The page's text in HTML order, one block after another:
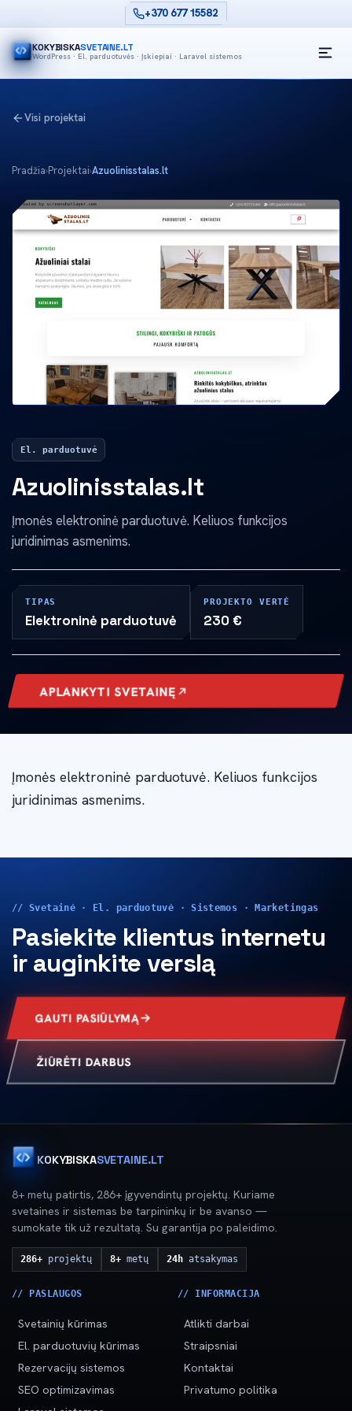
+370 677 15582
KOKYBISKASVETAINE.LT
WordPress · El. parduotuvės · Įskiepiai · Laravel sistemos
Visi projektai
Pradžia›Projektai›Azuolinisstalas.lt
El. parduotuvė
Azuolinisstalas.lt
Įmonės elektroninė parduotuvė. Keliuos funkcijos
juridinimas asmenims.
TIPAS
Elektroninė parduotuvė
PROJEKTO VERTĖ
230 €
APLANKYTI SVETAINĘ
Įmonės elektroninė parduotuvė. Keliuos funkcijos
juridinimas asmenims.
// Svetainė · El. parduotuvė · Sistemos · Marketingas
Pasiekite klientus internetu
ir auginkite verslą
GAUTI PASIŪLYMĄ
ŽIŪRĖTI DARBUS
KOKYBISKASVETAINE.LT
8+ metų patirtis, 286+ įgyvendintų projektų. Kuriame
svetaines ir sistemas be tarpininkų ir be avanso —
sumokate tik už rezultatą. Su garantija po paleidimo.
286+ projektų 8+ metų 24hatsakymas
// PASLAUGOS
Svetainių kūrimas
El. parduotuvių kūrimas
Rezervacijų sistemos
SEO optimizavimas
// INFORMACIJA
Atlikti darbai
Straipsniai
Kontaktai
Privatumo politika